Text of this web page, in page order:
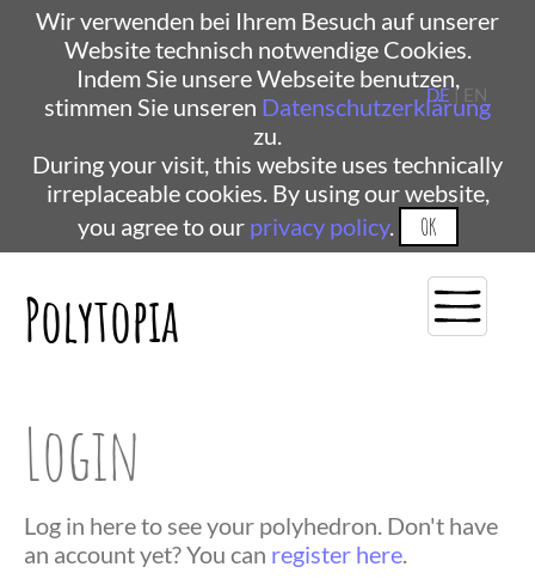
Wir verwenden bei Ihrem Besuch auf unserer
Website technisch notwendige Cookies.
Indem Sie unsere Webseite benutzen,
stimmen Sie unseren Datenschutzerklärung
zu.
During your visit, this website uses technically
irreplaceable cookies. By using our website,
you agree to our privacy policy. OK
Polytopia
DE| EN
Login
Log in here to see your polyhedron. Don't have
an account yet? You can register here.